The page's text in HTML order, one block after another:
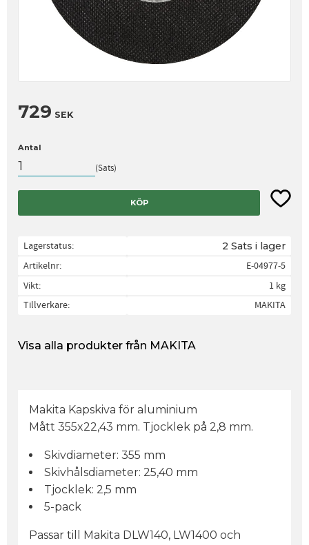
729 SEK
Antal
Sats
KÖP Lägg
Lagerstatus 2 Sats i lager
Artikelnr
E-04977-5
Vikt
1 kg
Tillverkare
MAKITA
Visa alla produkter från MAKITA
Makita Kapskiva för aluminium
Mått 355x22,43 mm. Tjocklek på 2,8 mm.
Skivdiameter: 355 mm
Skivhålsdiameter: 25,40 mm
Tjocklek: 2,5 mm
5-pack
Passar till Makita DLW140, LW1400 och